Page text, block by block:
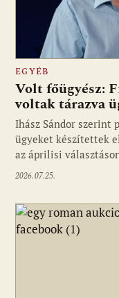
EGYÉB
Volt főügyész:
voltak tárazva
Ihász Sándor
ügyeket készítettek
az áprilisi
2026.07.25.